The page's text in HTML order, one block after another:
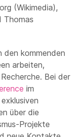
(Wikimedia),
Thomas
den kommenden
arbeiten,
Bei der
im
über die
Projekte